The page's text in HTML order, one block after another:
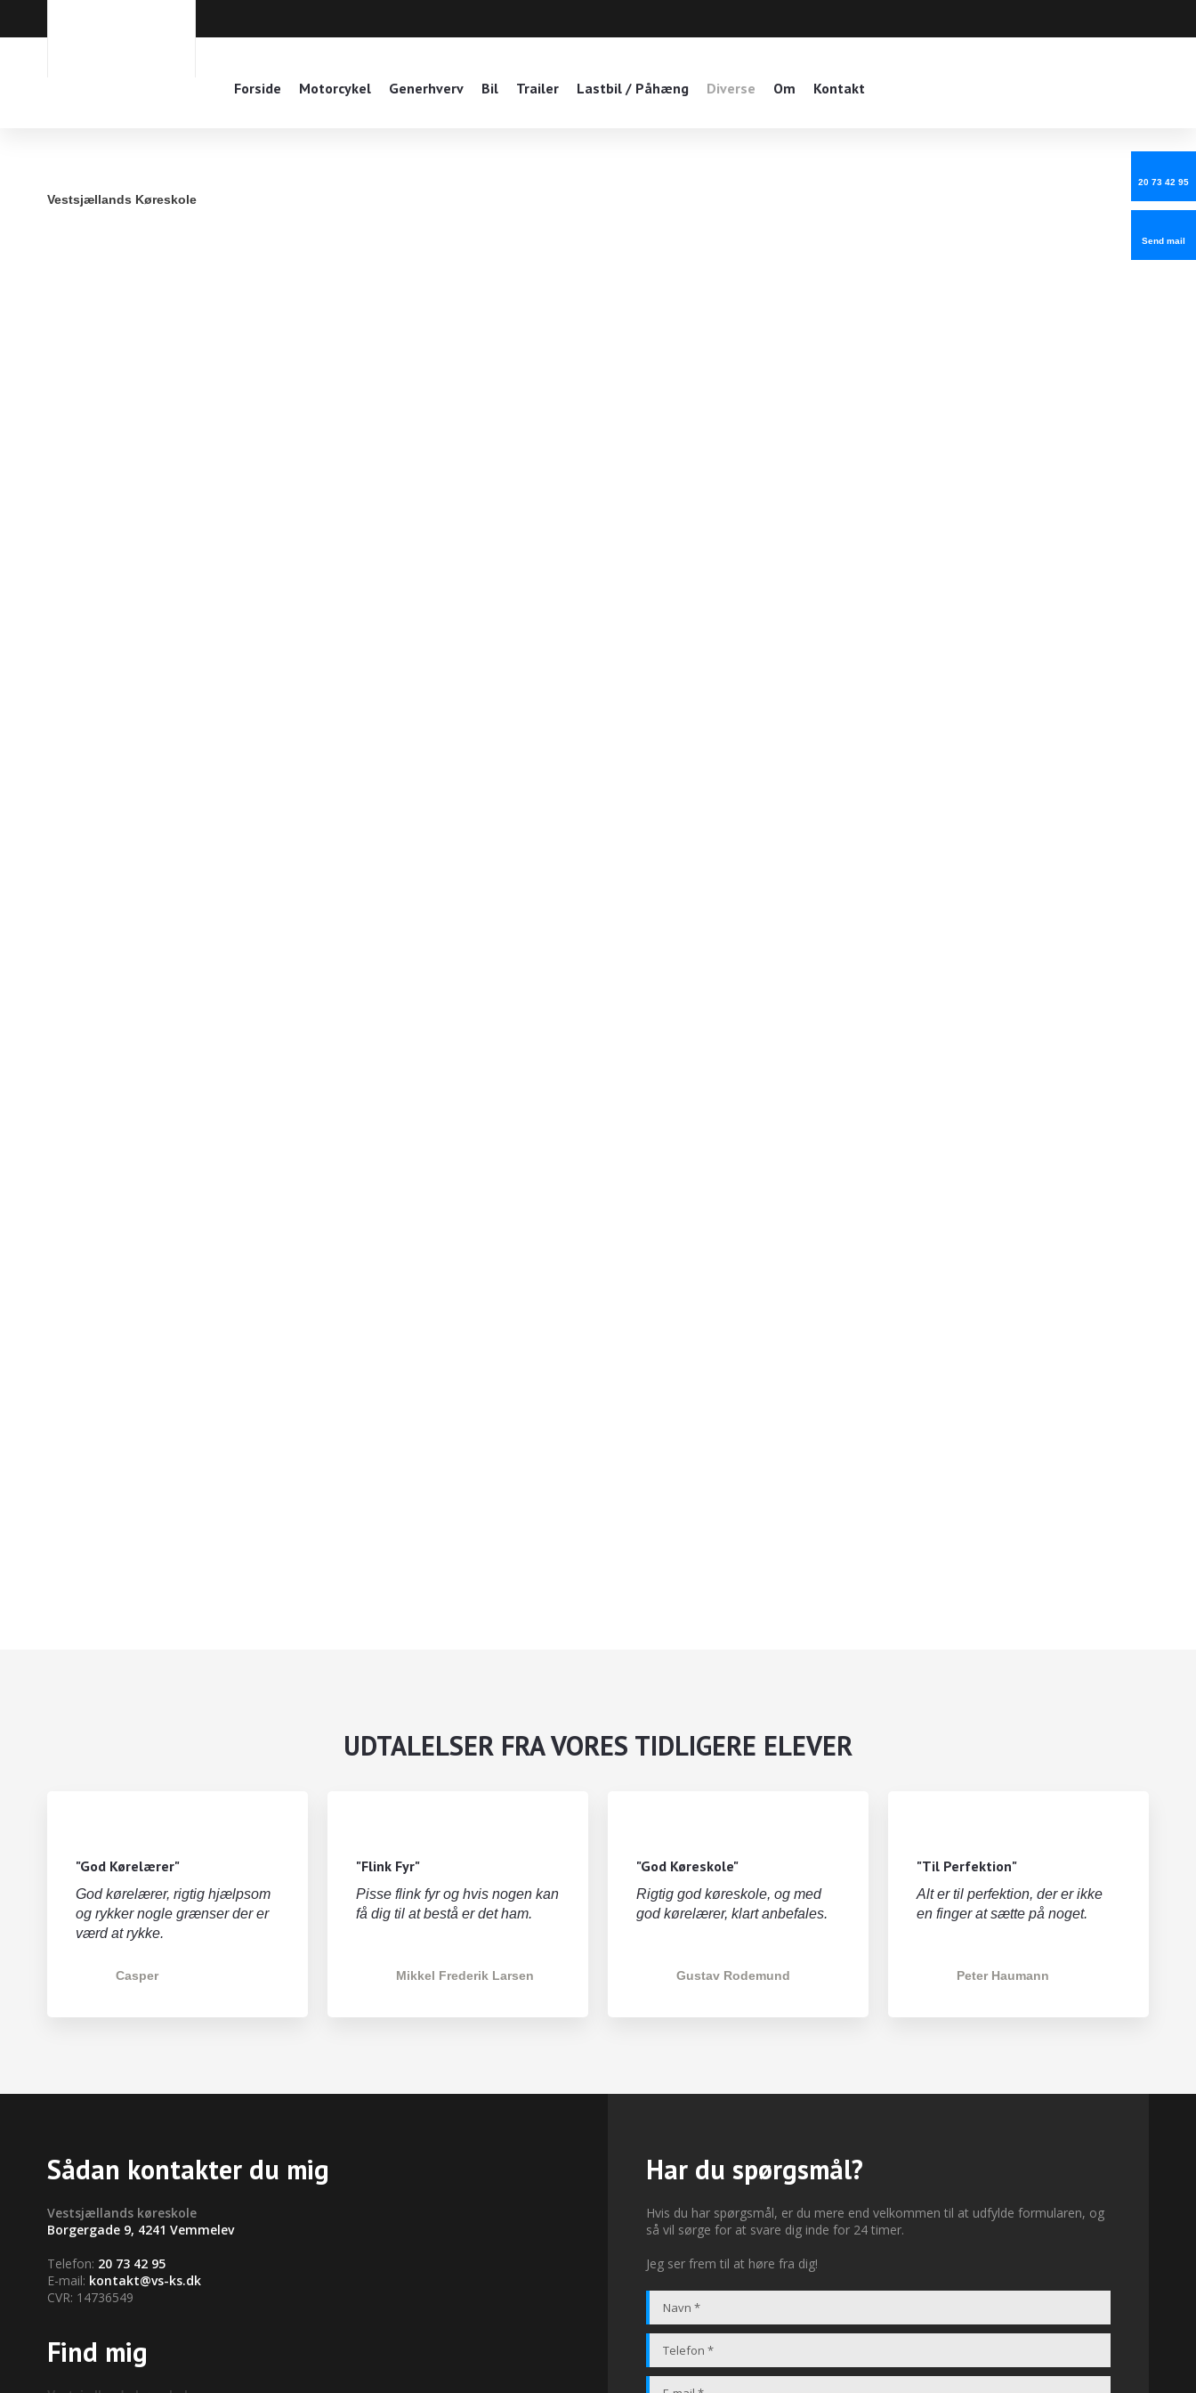
Forside Motorcykel Generhverv Bil Trailer Lastbil / Påhæng Diverse Om Kontakt
20 73 42 95
Send mail
Vestsjællands Køreskole
UDTALELSER FRA VORES TIDLIGERE ELEVER
"God Kørelærer"
God kørelærer, rigtig hjælpsom
og rykker nogle grænser der er
værd at rykke.
Casper
"Flink Fyr"
Pisse flink fyr og hvis nogen kan
få dig til at bestå er det ham.
Mikkel Frederik Larsen
"God Køreskole"
Rigtig god køreskole, og med
god kørelærer, klart anbefales.
Gustav Rodemund
"Til Perfektion"
Alt er til perfektion, der er ikke
en finger at sætte på noget.
Peter Haumann
Sådan kontakter du mig
​Vestsjællands køreskole
Borgergade 9, 4241 Vemmelev
Telefon: 20 73 42 95
E-mail: kontakt@vs-ks.dk
CVR: 14736549
Find mig
Har du spørgsmål?
Hvis du har spørgsmål, er du mere end velkommen til at udfylde formularen, og
så vil sørge for at svare dig inde for 24 timer.
Jeg ser frem til at høre fra dig!